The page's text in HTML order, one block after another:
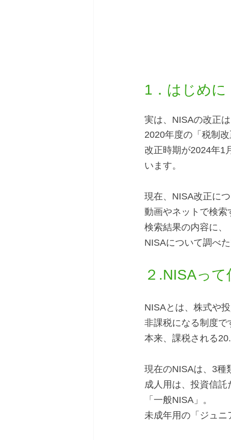
1．はじめに
実は、NISAの改正
2020年度の「税制
改正時期が2024年1
います。
現在、NISA改正に
動画やネットで検索
検索結果の内容に
NISAについて調べ
２.NISAって
NISAとは、株式や
非課税になる制度で
本来、課税される
現在のNISAは、3種
成人用は、投資信
「一般NISA」。
未成年用の「ジュニ